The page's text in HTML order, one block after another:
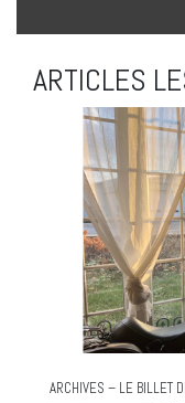
ARTICLES
ARCHIVES – LE BILLET